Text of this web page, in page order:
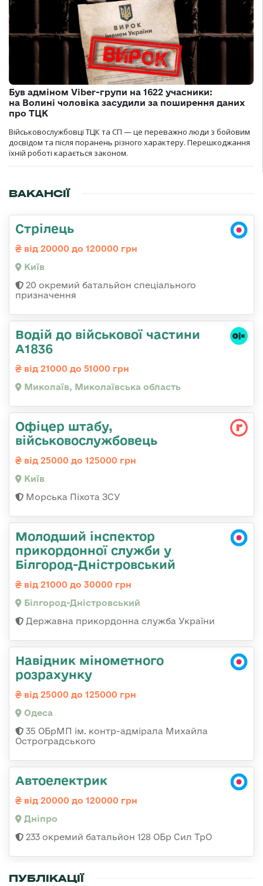
Був адміном Viber-групи на 1622 учасники:
на Волині чоловіка засудили за поширення даних
про ТЦК
Військовослужбовці ТЦК та СП — це переважно люди з бойовим
досвідом та після поранень різного характеру. Перешкоджання
їхній роботі карається законом.
ВАКАНСІЇ
Стрілець
від 20000 до 120000 грн
Київ
20 окремий батальйон спеціального
призначення
Водій до військової частини
А1836
від 21000 до 51000 грн
Миколаїв, Миколаївська область
Офіцер штабу,
військовослужбовець
від 25000 до 125000 грн
Київ
Морська Піхота ЗСУ
Молодший інспектор
прикордонної служби у
Білгород-Дністровський
від 21000 до 30000 грн
Білгород-Дністровський
Державна прикордонна служба України
Навідник мінометного
розрахунку
від 25000 до 125000 грн
Одеса
35 ОБрМП ім. контр-адмірала Михайла
Остроградського
Автоелектрик
від 20000 до 120000 грн
Дніпро
233 окремий батальйон 128 ОБр Сил ТрО
ПУБЛІКАЦІЇ